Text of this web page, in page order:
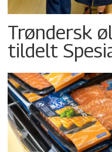
Trøndersk
tildelt